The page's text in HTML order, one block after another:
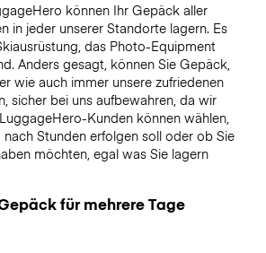
können Ihr Gepäck aller
in jeder unserer Standorte lagern. Es
das Photo-Equipment
Anders gesagt, können Sie Gepäck,
wie auch immer unsere zufriedenen
sicher bei uns aufbewahren, da wir
Kunden können wählen,
Stunden erfolgen soll oder ob Sie
möchten, egal was Sie lagern
für mehrere Tage